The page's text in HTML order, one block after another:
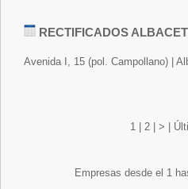
RECTIFICADOS
Avenida I, 15 (pol. Campollano) |
1| 2| >
Empresas desde el 1